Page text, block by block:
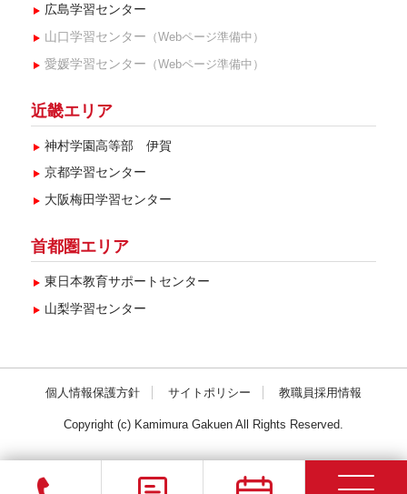
広島学習センター
山口学習センター （Webページ準備中）
愛媛学習センター （Webページ準備中）
近畿エリア
神村学園高等部 伊賀
京都学習センター
大阪梅田学習センター
首都圏エリア
東日本教育サポートセンター
山梨学習センター
個人情報保護方針 サイトポリシー 教職員採用情報
Copyright (c) Kamimura Gakuen All Rights Reserved.